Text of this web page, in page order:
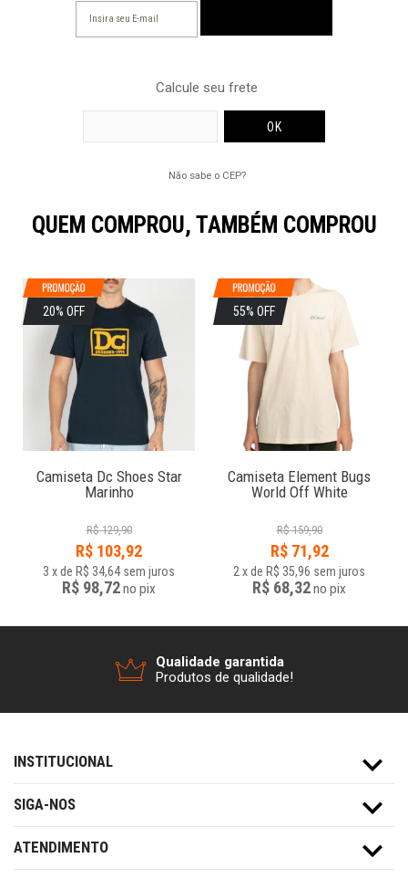
Calcule seu frete
Não sabe o CEP?
QUEM COMPROU, TAMBÉM COMPROU
20% OFF
Camiseta Dc Shoes Star
Marinho
R$ 129,90
R$ 103,92
3 xde R$ 34,64 sem juros
R$ 98,72no pix
55% OFF
Camiseta Element Bugs
World Off White
R$ 159,90
R$ 71,92
2 xde R$ 35,96 sem juros
R$ 68,32no pix
Qualidade garantida
Produtos de qualidade!
INSTITUCIONAL
SIGA-NOS
ATENDIMENTO